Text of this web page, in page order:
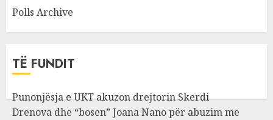
Polls Archive
TË FUNDIT
Punonjësja e UKT akuzon drejtorin Skerdi
Drenova dhe “bosen” Joana Nano për abuzim me